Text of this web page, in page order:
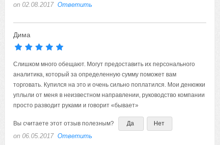
on 02.08.2017 Ответить
Дима
Слишком много обещают. Могут предоставить их персонального
аналитика, который за определенную сумму поможет вам
торговать. Купился на это и очень сильно поплатился. Мои денюжки
уплыли от меня в неизвестном направлении, руководство компании
просто разводит руками и говорит «бывает»
Вы считаете этот отзыв полезным? Да Нет
on 06.05.2017 Ответить